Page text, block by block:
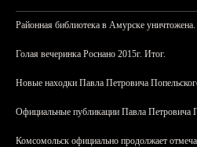
Районная библиотека в Амурске
Голая вечеринка Роснано 2015г. Итог.
Новые находки Павла Петровича
Официальные публикации Павла Петровича
Комсомольск официально продолжает